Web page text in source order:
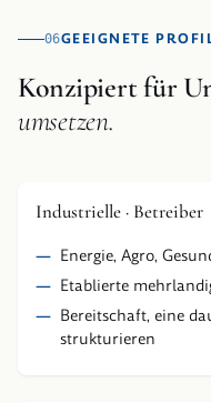
06GEEIGNETE
Konzipiert für
umsetzen.
Industrielle · Betreiber
Energie, Agro,
Etablierte
Bereitschaft, eine
strukturieren